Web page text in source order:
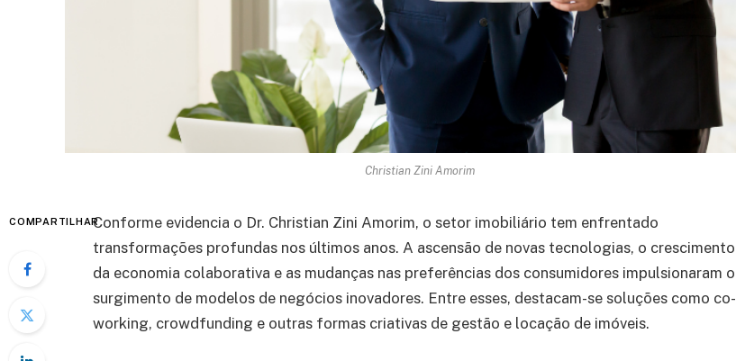
Christian Zini Amorim
COMPARTILHARConforme evidencia o Dr. Christian Zini Amorim, o setor imobiliário tem enfrentado
transformações profundas nos últimos anos. A ascensão de novas tecnologias, o crescimento
da economia colaborativa e as mudanças nas preferências dos consumidores impulsionaram o
surgimento de modelos de negócios inovadores. Entre esses, destacam-se soluções como co-
working, crowdfunding e outras formas criativas de gestão e locação de imóveis.